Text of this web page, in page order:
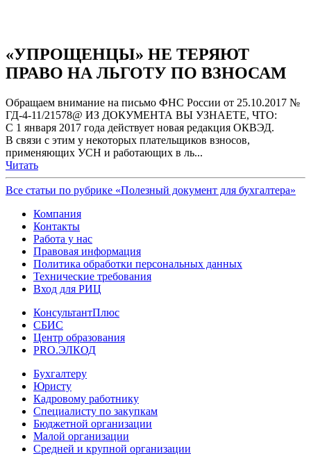
«УПРОЩЕНЦЫ» НЕ ТЕРЯЮТ
ПРАВО НА ЛЬГОТУ ПО ВЗНОСАМ
Обращаем внимание на письмо ФНС России от 25.10.2017 №
ГД-4-11/21578@ ИЗ ДОКУМЕНТА ВЫ УЗНАЕТЕ, ЧТО:
С 1 января 2017 года действует новая редакция ОКВЭД.
В связи с этим у некоторых плательщиков взносов,
применяющих УСН и работающих в ль...
Читать
Все статьи по рубрике «Полезный документ для бухгалтера»
Компания
Контакты
Работа у нас
Правовая информация
Политика обработки персональных данных
Технические требования
Вход для РИЦ
КонсультантПлюс
СБИС
Центр образования
PRO.ЭЛКОД
Бухгалтеру
Юристу
Кадровому работнику
Специалисту по закупкам
Бюджетной организации
Малой организации
Средней и крупной организации